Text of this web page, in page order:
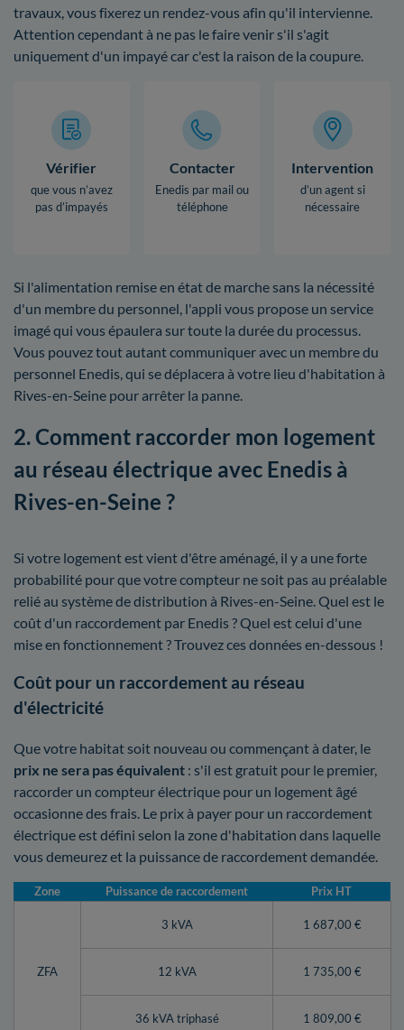
travaux, vous fixerez un rendez-vous afin qu'il intervienne.
Attention cependant à ne pas le faire venir s'il s'agit
uniquement d'un impayé car c'est la raison de la coupure.
Vérifier
que vous n’avez
pas d’impayés
Contacter
Enedis par mail ou
téléphone
Intervention
d’un agent si
nécessaire
Si l'alimentation remise en état de marche sans la nécessité
d'un membre du personnel, l'appli vous propose un service
imagé qui vous épaulera sur toute la durée du processus.
Vous pouvez tout autant communiquer avec un membre du
personnel Enedis, qui se déplacera à votre lieu d'habitation à
Rives-en-Seine pour arrêter la panne.
2. Comment raccorder mon logement
au réseau électrique avec Enedis à
Rives-en-Seine ?
Si votre logement est vient d'être aménagé, il y a une forte
probabilité pour que votre compteur ne soit pas au préalable
relié au système de distribution à Rives-en-Seine. Quel est le
coût d'un raccordement par Enedis ? Quel est celui d'une
mise en fonctionnement ? Trouvez ces données en-dessous !
Coût pour un raccordement au réseau
d'électricité
Que votre habitat soit nouveau ou commençant à dater, le
prix ne sera pas équivalent : s'il est gratuit pour le premier,
raccorder un compteur électrique pour un logement âgé
occasionne des frais. Le prix à payer pour un raccordement
électrique est défini selon la zone d'habitation dans laquelle
vous demeurez et la puissance de raccordement demandée.
Zone Puissance de raccordement Prix HT
ZFA
3 kVA 1 687,00 €
12 kVA 1 735,00 €
36 kVA triphasé 1 809,00 €